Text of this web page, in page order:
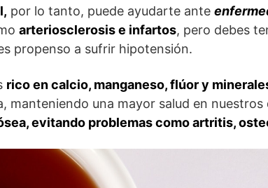
por lo tanto, puede ayudarte ante
arteriosclerosis e infartos, pero debes
propenso a sufrir hipotensión.
rico en calcio, manganeso, flúor y
manteniendo una mayor salud en nuestros
evitando problemas como artritis,